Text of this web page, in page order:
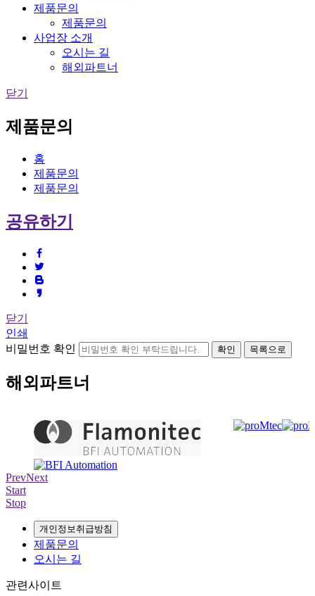
제품문의
제품문의
사업장 소개
오시는 길
해외파트너
닫기
제품문의
홈
제품문의
제품문의
공유하기
닫기
인쇄
비밀번호 확인
확인 목록으로
해외파트너
PrevNext
Start
Stop
개인정보취급방침
제품문의
오시는 길
관련사이트